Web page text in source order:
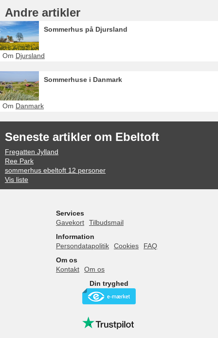
Andre artikler
Sommerhus på Djursland
Om Djursland
Sommerhuse i Danmark
Om Danmark
Seneste artikler om Ebeltoft
Fregatten Jylland
Ree Park
sommerhus ebeltoft 12 personer
Vis liste
Services
Gavekort
Tilbudsmail
Information
Persondatapolitik
Cookies
FAQ
Om os
Kontakt
Om os
Din tryghed